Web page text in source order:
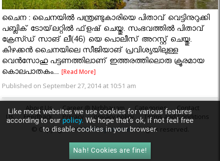
ചൈന : ചൈനയിൽ പന്ത്രണ്ടുകാരിയെ പിതാവ് വെട്ടിനുറുക്കി
പബ്ലിക് ടോയ്‌ലറ്റിൽ ഫ്‌ളഷ് ചെയ്തു. സംഭവത്തിൽ പിതാവ്
ക്രേസ്ഡ് സാങ് ലീ(46) യെ പൊലീസ് അറസ്റ്റ് ചെയ്തു.
കിഴക്കൻ ചൈനയിലെ സീജിയാങ് പ്രവിശ്യയിലുള്ള
വെൻസോഹു പട്ടണത്തിലാണ് ഇത്തരത്തിലൊരു ക്രൂരമായ
കൊലപാതകം...[Read More]
Published on September 27, 2014 at 10:51 am
About Us Career @ Nirbhayam Categories
Contact
Us
Feedback Privacy privacy policy
Terms and Conditions
© Copyright 2014Nirbhayam.com. All rights reserved.
Like most websites we use cookies for various features
according to our policy. We hope that’s ok, if not feel free
to disable cookies in your browser.
Nah! Cookies are fine!